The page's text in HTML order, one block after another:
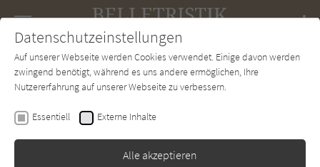
SUCHE Forum Charts Newsletter
Walter Kappacher
Rosina
Erschienen: Januar 1978 Bibliogr. Angaben
Datenschutzeinstellungen
Auf unserer Webseite werden Cookies verwendet. Einige davon werden
zwingend benötigt, während es uns andere ermöglichen, Ihre
Nutzererfahrung auf unserer Webseite zu verbessern.
Essentiell Externe Inhalte
Alle akzeptieren